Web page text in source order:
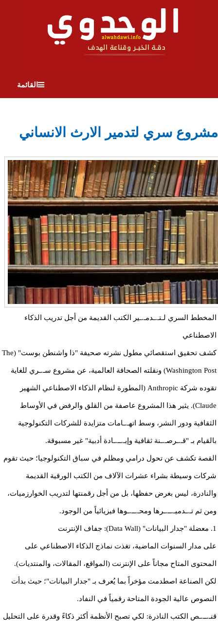
القائمة
مشروع سري لتدمير الارث الانساني
المخطط السري لـتـ.ـدمـ.ـير الكتب القديمة من أجل تدريب الذكاء
الاصطناعي
​كشف تحقيق استقصائي مطول نشرته صحيفة "ذا واشنطن بوست" (The
Washington Post) ونقلته الصحافة العالمية، عن مشروع سـ.ـري للغاية
تقوده شركة Anthropic (المطورة لنظام الذكاء الاصطناعي الشهير
Claude). يثير هذا المشروع عاصفة من القلق والرفض في الأوساط
الثقافية ودور النشر، وسط اتهـ.ـامات متزايدة للشركات التكنولوجية
بالقيام بـ "قـ.ـرصـ.ـنة ثقافية وإبـ.ــ.ـادة أدبية" غير مسبوقة.
​القصة تكشف عن تحول درامي ومظلم في سباق التكنولوجيا؛ حيث تقوم
شركات وسيطة بشراء عشرات الآلاف من الكتب الورقية القديمة
والنادرة، ليس بغرض حفظها، بل من أجل رقمنتها لتدريب الخوارزميات،
ومن ثم تـ.ـدميـ.ــ.ـرها ومحـ.ــ.ـوها فيزيائياً من الوجود.
​1. معضلة "جدار البيانات" (Data Wall): جفاف الإنترنت
​على مدار السنوات الماضية، تغذت نماذج الذكاء الاصطناعي على
المحتوى المتاح مجاناً على الإنترنت (المواقع، المقالات، والمنتديات).
لكن الصناعة اصطدمت مؤخراً بما يُعرف بـ "جدار البيانات"؛ حيث بدأت
النصوص عالية الجودة المتاحة رقمياً في النفاد.
​قنـ.ــ.ـص الكتب النادرة: لكي تصبح الأنظمة أكثر ذكاءً وقدرة على التحليل